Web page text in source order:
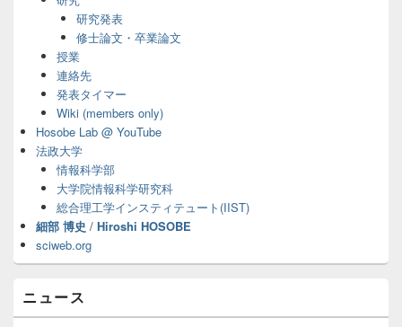
ア
研究発表
修士論文・卒業論文
授業
連絡先
発表タイマー
Wiki (members only)
Hosobe Lab @ YouTube
法政大学
情報科学部
大学院情報科学研究科
総合理工学インスティテュート(IIST)
細部 博史 / Hiroshi HOSOBE
sciweb.org
ニュース